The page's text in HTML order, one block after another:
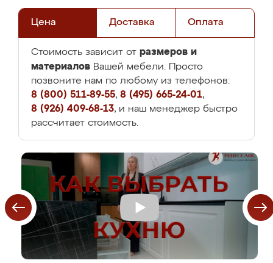
Цена Доставка Оплата
Стоимость зависит от размеров и
материалов Вашей мебели. Просто
позвоните нам по любому из телефонов:
8 (800) 511-89-55, 8 (495) 665-24-01,
8 (926) 409-68-13, и наш менеджер быстро
рассчитает стоимость.